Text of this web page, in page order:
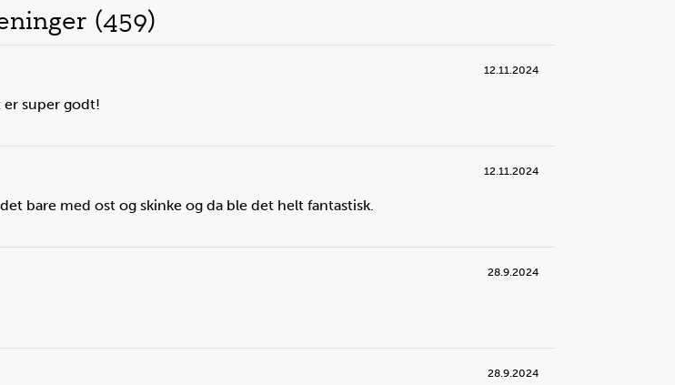
(459)
12.11.2024
er super godt!
12.11.2024
bare med ost og skinke og da ble det helt fantastisk.
28.9.2024
28.9.2024